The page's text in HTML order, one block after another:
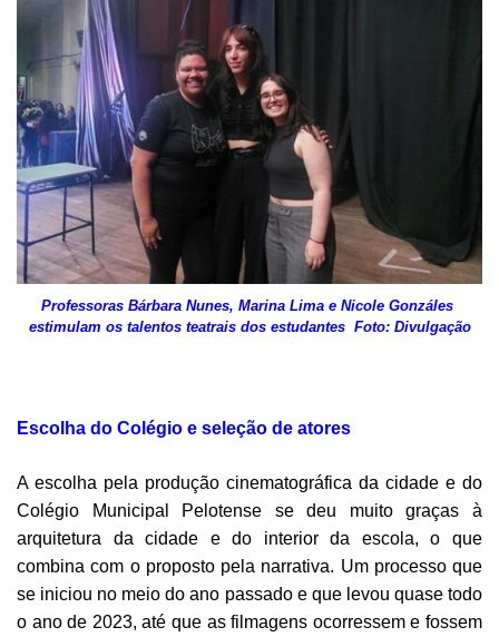
Professoras Bárbara Nunes, Marina Lima e Nicole Gonzáles
estimulam os talentos teatrais dos estudantes Foto: Divulgação
Escolha do Colégio e seleção de atores
A escolha pela produção cinematográfica da cidade e do
Colégio Municipal Pelotense se deu muito graças à
arquitetura da cidade e do interior da escola, o que
combina com o proposto pela narrativa. Um processo que
se iniciou no meio do ano passado e que levou quase todo
o ano de 2023, até que as filmagens ocorressem e fossem